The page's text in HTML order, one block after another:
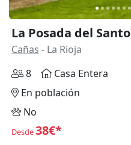
La Posada del Santo
Cañas - La Rioja
8
Casa Entera
En población
No
Desde38€*